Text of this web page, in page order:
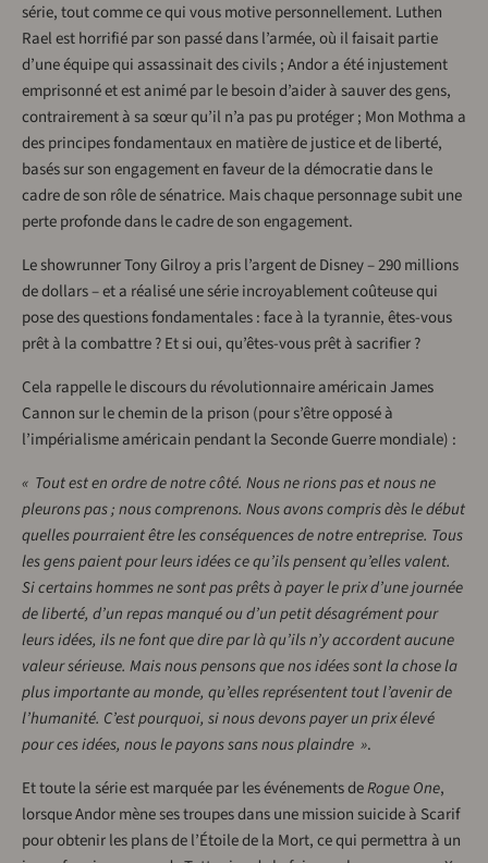
série, tout comme ce qui vous motive personnellement. Luthen
Rael est horrifié par son passé dans l’armée, où il faisait partie
d’une équipe qui assassinait des civils ; Andor a été injustement
emprisonné et est animé par le besoin d’aider à sauver des gens,
contrairement à sa sœur qu’il n’a pas pu protéger ; Mon Mothma a
des principes fondamentaux en matière de justice et de liberté,
basés sur son engagement en faveur de la démocratie dans le
cadre de son rôle de sénatrice. Mais chaque personnage subit une
perte profonde dans le cadre de son engagement.
Le showrunner Tony Gilroy a pris l’argent de Disney – 290 millions
de dollars – et a réalisé une série incroyablement coûteuse qui
pose des questions fondamentales : face à la tyrannie, êtes-vous
prêt à la combattre ? Et si oui, qu’êtes-vous prêt à sacrifier ?
Cela rappelle le discours du révolutionnaire américain James
Cannon sur le chemin de la prison (pour s’être opposé à
l’impérialisme américain pendant la Seconde Guerre mondiale) :
« Tout est en ordre de notre côté. Nous ne rions pas et nous ne
pleurons pas ; nous comprenons. Nous avons compris dès le début
quelles pourraient être les conséquences de notre entreprise. Tous
les gens paient pour leurs idées ce qu’ils pensent qu’elles valent.
Si certains hommes ne sont pas prêts à payer le prix d’une journée
de liberté, d’un repas manqué ou d’un petit désagrément pour
leurs idées, ils ne font que dire par là qu’ils n’y accordent aucune
valeur sérieuse. Mais nous pensons que nos idées sont la chose la
plus importante au monde, qu’elles représentent tout l’avenir de
l’humanité. C’est pourquoi, si nous devons payer un prix élevé
pour ces idées, nous le payons sans nous plaindre ».
Et toute la série est marquée par les événements deRogue One,
lorsque Andor mène ses troupes dans une mission suicide à Scarif
pour obtenir les plans de l’Étoile de la Mort, ce qui permettra à un